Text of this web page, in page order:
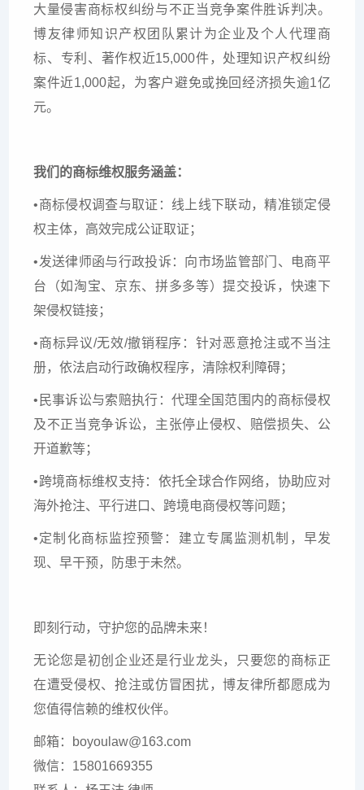
大量侵害商标权纠纷与不正当竞争案件胜诉判决。
博友律师知识产权团队累计为企业及个人代理商
标、专利、著作权近15,000件 ，处理知识产权纠纷
案件近1,000起，为客户避免或挽回经济损失逾1亿
元。
我们的商标维权服务涵盖：
•商标侵权调查与取证：线上线下联动，精准锁定侵
权主体，高效完成公证取证；
•发送律师函与行政投诉：向市场监管部门、电商平
台（如淘宝、京东、拼多多等）提交投诉，快速下
架侵权链接；
•商标异议/无效/撤销程序：针对恶意抢注或不当注
册，依法启动行政确权程序，清除权利障碍；
•民事诉讼与索赔执行：代理全国范围内的商标侵权
及不正当竞争诉讼，主张停止侵权、赔偿损失、公
开道歉等；
•跨境商标维权支持：依托全球合作网络，协助应对
海外抢注、平行进口、跨境电商侵权等问题；
•定制化商标监控预警：建立专属监测机制，早发
现、早干预，防患于未然。
即刻行动，守护您的品牌未来！
无论您是初创企业还是行业龙头，只要您的商标正
在遭受侵权、抢注或仿冒困扰，博友律所都愿成为
您值得信赖的维权伙伴。
邮箱：boyoulaw@163.com
微信：15801669355